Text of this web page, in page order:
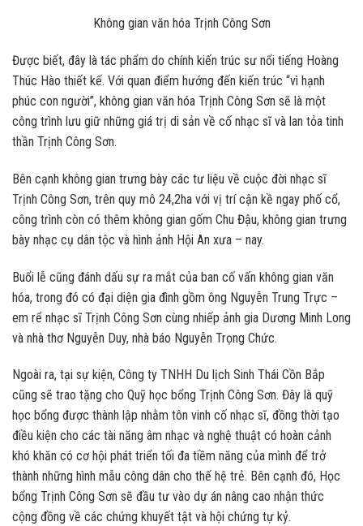
Không gian văn hóa Trịnh Công Sơn
Được biết, đây là tác phẩm do chính kiến trúc sư nổi tiếng Hoàng
Thúc Hào thiết kế. Với quan điểm hướng đến kiến trúc “vì hạnh
phúc con người”, không gian văn hóa Trịnh Công Sơn sẽ là một
công trình lưu giữ những giá trị di sản về cố nhạc sĩ và lan tỏa tinh
thần Trịnh Công Sơn.
Bên cạnh không gian trưng bày các tư liệu về cuộc đời nhạc sĩ
Trịnh Công Sơn, trên quy mô 24,2ha với vị trí cận kề ngay phố cổ,
công trình còn có thêm không gian gốm Chu Đậu, không gian trưng
bày nhạc cụ dân tộc và hình ảnh Hội An xưa – nay.
Buổi lễ cũng đánh dấu sự ra mắt của ban cố vấn không gian văn
hóa, trong đó có đại diện gia đình gồm ông Nguyễn Trung Trực –
em rể nhạc sĩ Trịnh Công Sơn cùng nhiếp ảnh gia Dương Minh Long
và nhà thơ Nguyễn Duy, nhà báo Nguyễn Trọng Chức.
Ngoài ra, tại sự kiện, Công ty TNHH Du lịch Sinh Thái Cồn Bắp
cũng sẽ trao tặng cho Quỹ học bổng Trịnh Công Sơn. Đây là quỹ
học bổng được thành lập nhằm tôn vinh cố nhạc sĩ, đồng thời tạo
điều kiện cho các tài năng âm nhạc và nghệ thuật có hoàn cảnh
khó khăn có cơ hội phát triển tối đa tiềm năng của mình để trở
thành những hình mẫu công dân cho thế hệ trẻ. Bên cạnh đó, Học
bổng Trịnh Công Sơn sẽ đầu tư vào dự án nâng cao nhận thức
cộng đồng về các chứng khuyết tật và hội chứng tự kỷ.